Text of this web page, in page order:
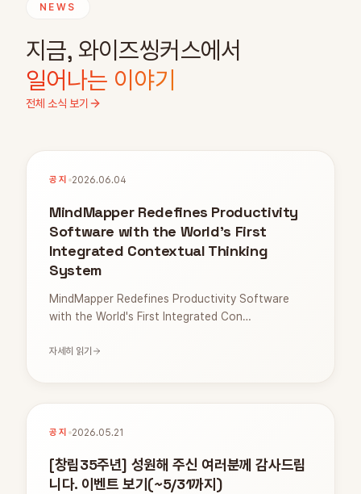
NEWS
지금, 와이즈씽커스에서
일어나는 이야기
전체 소식 보기
공지 2026.06.04
MindMapper Redefines Productivity
Software with the World's First
Integrated Contextual Thinking
System
MindMapper Redefines Productivity Software
with the World's First Integrated Con…
자세히 읽기
공지 2026.05.21
[창립35주년] 성원해 주신 여러분께 감사드립
니다. 이벤트 보기(~5/31까지)